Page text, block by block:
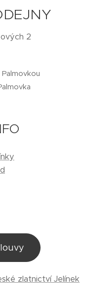
2
zlatnictví Jelínek